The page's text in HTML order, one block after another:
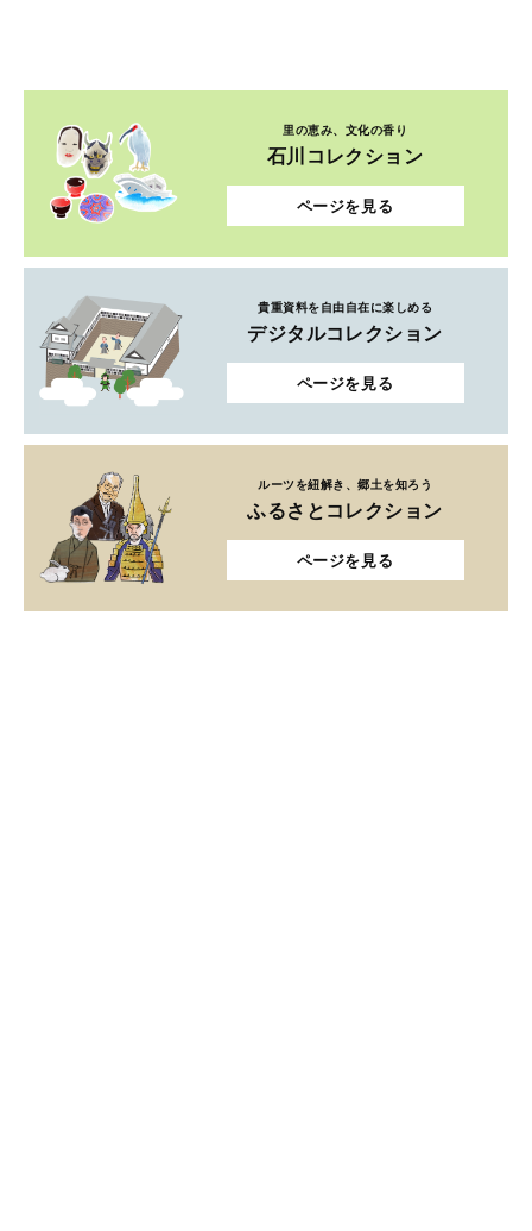
里の恵み、文化の香り
石川コレクション
ページを見る
貴重資料を自由自在に楽しめる
デジタルコレクション
ページを見る
ルーツを紐解き、郷土を知ろう
ふるさとコレクション
ページを見る